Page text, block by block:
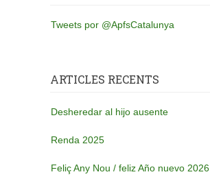
Tweets por @ApfsCatalunya
ARTICLES RECENTS
Desheredar al hijo ausente
Renda 2025
Feliç Any Nou / feliz Año nuevo 2026